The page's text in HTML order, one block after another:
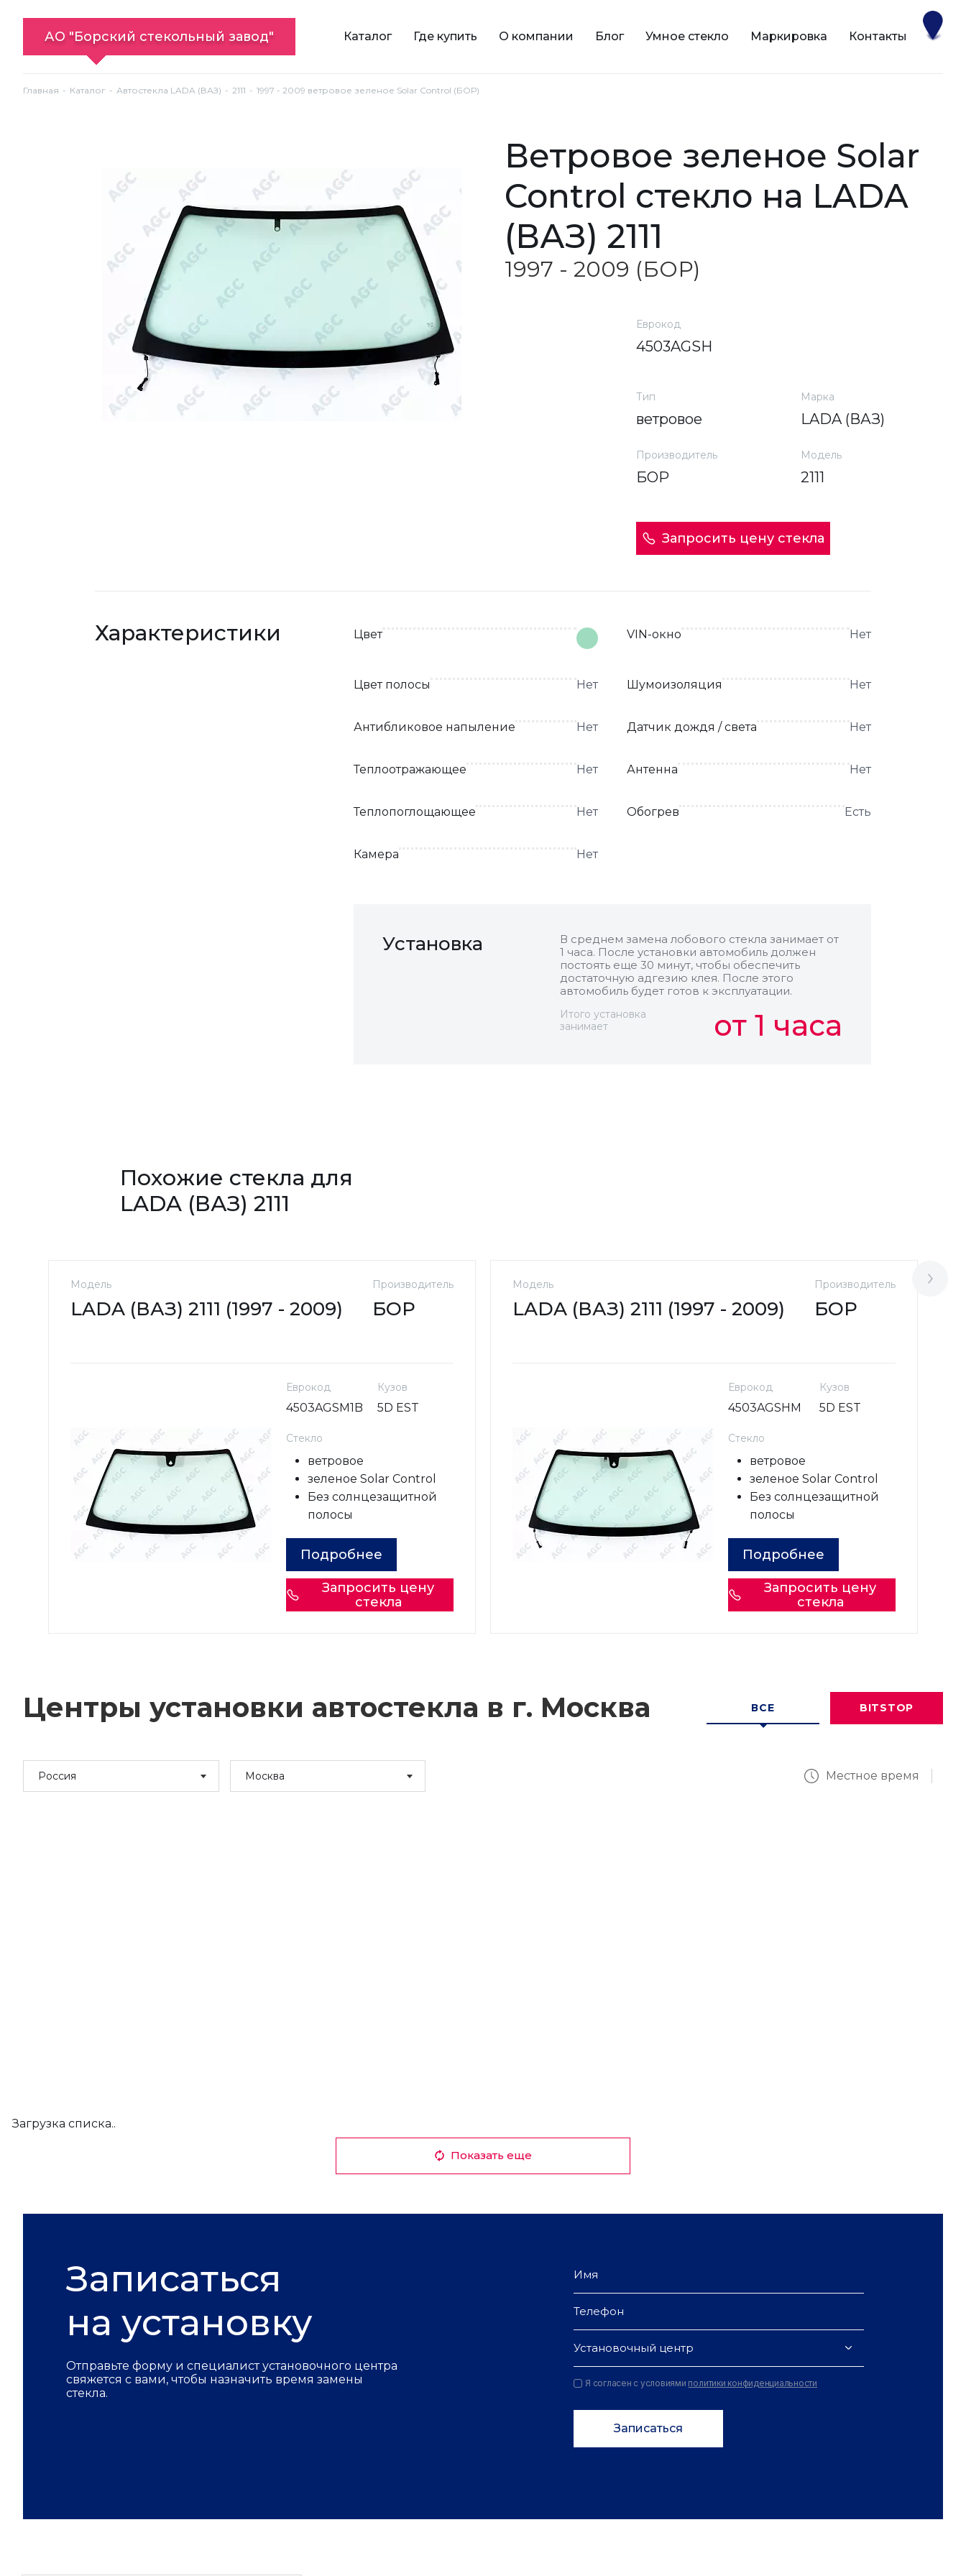
АО "Борский стекольный завод" Каталог Где купить О компании Блог Умное стекло Маркировка Контакты
Главная Каталог Автостекла LADA (ВАЗ) 2111 1997 - 2009 ветровое зеленое Solar Control (БОР)
ветровое зеленое Solar
Control стекло на LADA
(ВАЗ) 2111
1997 - 2009 (БОР)
Еврокод
4503AGSH
Тип
ветровое
Марка
LADA (ВАЗ)
Производитель
БОР
Модель
2111
Запросить цену стекла
Характеристики Цвет VIN-окно Нет
Цвет полосы Нет Шумоизоляция Нет
Антибликовое напыление Нет Датчик дождя / света Нет
Теплоотражающее Нет Антенна Нет
Теплопоглощающее Нет Обогрев Есть
Камера Нет
Установка
В среднем замена лобового стекла занимает от
1 часа. После установки автомобиль должен
постоять еще 30 минут, чтобы обеспечить
достаточную адгезию клея. После этого
автомобиль будет готов к эксплуатации.
Итого установка
занимает
от 1 часа
Похожие стекла для
LADA (ВАЗ) 2111
Модель
LADA (ВАЗ) 2111 (1997 - 2009)
Производитель
БОР
Еврокод
4503AGSM1B
Кузов
5D EST
Стекло
ветровое
зеленое Solar Control
Без солнцезащитной
полосы
Подробнее
Запросить цену
стекла
Модель
LADA (ВАЗ) 2111 (1997 - 2009)
Производитель
БОР
Еврокод
4503AGSHM
Кузов
5D EST
Стекло
ветровое
зеленое Solar Control
Без солнцезащитной
полосы
Подробнее
Запросить цену
стекла
Центры установки автостекла в г. Москва ВСЕ BITSTOP
Россия Москва Местное время
Загрузка списка..
Показать еще
Записаться
на установку
Отправьте форму и специалист установочного центра
свяжется с вами, чтобы назначить время замены
стекла.
Установочный центр
Я согласен с условиями политики конфиденциальности
Записаться